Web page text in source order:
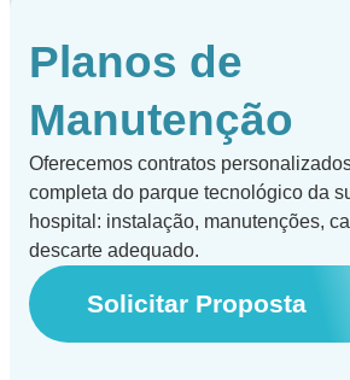
Planos de
Manutenção
Oferecemos contratos
completa do parque tecnológico da
hospital: instalação, manutenções,
descarte adequado.
Solicitar Proposta